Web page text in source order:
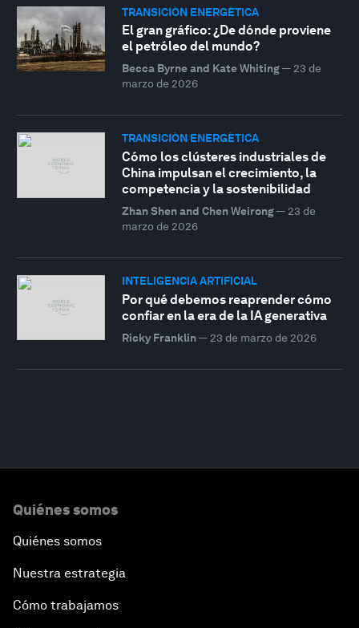
TRANSICIÓN ENERGÉTICA
El gran gráfico: ¿De dónde proviene
el petróleo del mundo?
Becca Byrne and Kate Whiting— 23 de
marzo de 2026
TRANSICIÓN ENERGÉTICA
Cómo los clústeres industriales de
China impulsan el crecimiento, la
competencia y la sostenibilidad
Zhan Shen and Chen Weirong— 23 de
marzo de 2026
INTELIGENCIA ARTIFICIAL
Por qué debemos reaprender cómo
confiar en la era de la IA generativa
Ricky Franklin— 23 de marzo de 2026
Quiénes somos
Quiénes somos
Nuestra estrategia
Cómo trabajamos